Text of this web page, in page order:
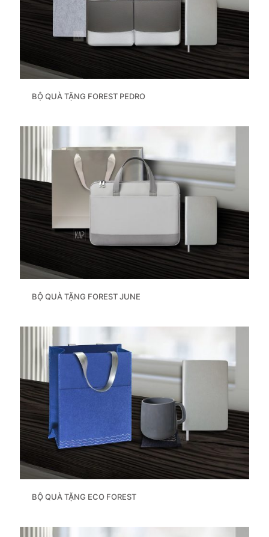
BỘ QUÀ TẶNG FOREST PEDRO
BỘ QUÀ TẶNG FOREST JUNE
BỘ QUÀ TẶNG ECO FOREST